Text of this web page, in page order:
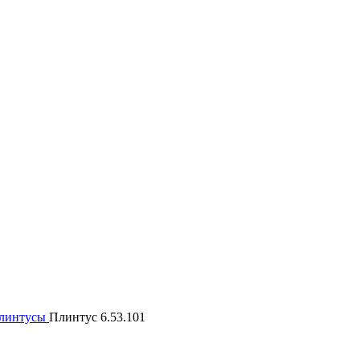
Плинтус 6.53.101